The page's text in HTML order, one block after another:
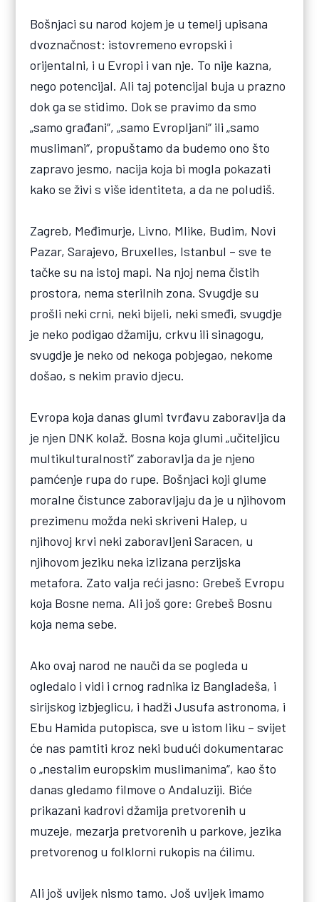
Bošnjaci su narod kojem je u temelj upisana
dvoznačnost: istovremeno evropski i
orijentalni, i u Evropi i van nje. To nije kazna,
nego potencijal. Ali taj potencijal buja u prazno
dok ga se stidimo. Dok se pravimo da smo
„samo građani“, „samo Evropljani“ ili „samo
muslimani“, propuštamo da budemo ono što
zapravo jesmo, nacija koja bi mogla pokazati
kako se živi s više identiteta, a da ne poludiš.
Zagreb, Međimurje, Livno, Mlike, Budim, Novi
Pazar, Sarajevo, Bruxelles, Istanbul – sve te
tačke su na istoj mapi. Na njoj nema čistih
prostora, nema sterilnih zona. Svugdje su
prošli neki crni, neki bijeli, neki smeđi, svugdje
je neko podigao džamiju, crkvu ili sinagogu,
svugdje je neko od nekoga pobjegao, nekome
došao, s nekim pravio djecu.
Evropa koja danas glumi tvrđavu zaboravlja da
je njen DNK kolaž. Bosna koja glumi „učiteljicu
multikulturalnosti“ zaboravlja da je njeno
pamćenje rupa do rupe. Bošnjaci koji glume
moralne čistunce zaboravljaju da je u njihovom
prezimenu možda neki skriveni Halep, u
njihovoj krvi neki zaboravljeni Saracen, u
njihovom jeziku neka izlizana perzijska
metafora. Zato valja reći jasno: Grebeš Evropu
koja Bosne nema. Ali još gore: Grebeš Bosnu
koja nema sebe.
Ako ovaj narod ne nauči da se pogleda u
ogledalo i vidi i crnog radnika iz Bangladeša, i
sirijskog izbjeglicu, i hadži Jusufa astronoma, i
Ebu Hamida putopisca, sve u istom liku – svijet
će nas pamtiti kroz neki budući dokumentarac
o „nestalim europskim muslimanima“, kao što
danas gledamo filmove o Andaluziji. Biće
prikazani kadrovi džamija pretvorenih u
muzeje, mezarja pretvorenih u parkove, jezika
pretvorenog u folklorni rukopis na ćilimu.
Ali još uvijek nismo tamo. Još uvijek imamo